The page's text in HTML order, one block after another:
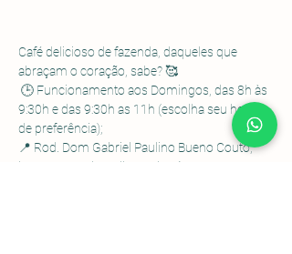
Café delicioso de fazenda, daqueles que
abraçam o coração, sabe? 🥰
9:30h e das 9:30h as 11h (escolha seu horário
de preferência);
📍 Rod. Dom Gabriel Paulino Bueno Couto,
km 92,5 - Pedregulho, Cabreúva - SP.